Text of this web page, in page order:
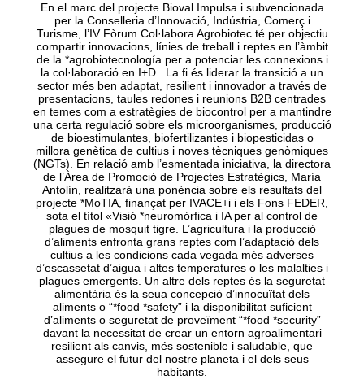
En el marc del projecte Bioval Impulsa i subvencionada
per la Conselleria d’Innovació, Indústria, Comerç i
Turisme, l’IV Fòrum Col·labora Agrobiotec té per objectiu
compartir innovacions, línies de treball i reptes en l’àmbit
de la *agrobiotecnología per a potenciar les connexions i
la col·laboració en I+D . La fi és liderar la transició a un
sector més ben adaptat, resilient i innovador a través de
presentacions, taules redones i reunions B2B centrades
en temes com a estratègies de biocontrol per a mantindre
una certa regulació sobre els microorganismes, producció
de bioestimulantes, biofertilizantes i biopesticidas o
millora genètica de cultius i noves tècniques genòmiques
(NGTs). En relació amb l’esmentada iniciativa, la directora
de l’Àrea de Promoció de Projectes Estratègics, María
Antolín, realitzarà una ponència sobre els resultats del
projecte *MoTIA, finançat per IVACE+i i els Fons FEDER,
sota el títol «Visió *neuromórfica i IA per al control de
plagues de mosquit tigre. L’agricultura i la producció
d’aliments enfronta grans reptes com l’adaptació dels
cultius a les condicions cada vegada més adverses
d’escassetat d’aigua i altes temperatures o les malalties i
plagues emergents. Un altre dels reptes és la seguretat
alimentària és la seua concepció d’innocuïtat dels
aliments o “*food *safety” i la disponibilitat suficient
d’aliments o seguretat de proveïment “*food *security”
davant la necessitat de crear un entorn agroalimentari
resilient als canvis, més sostenible i saludable, que
assegure el futur del nostre planeta i el dels seus
habitants.